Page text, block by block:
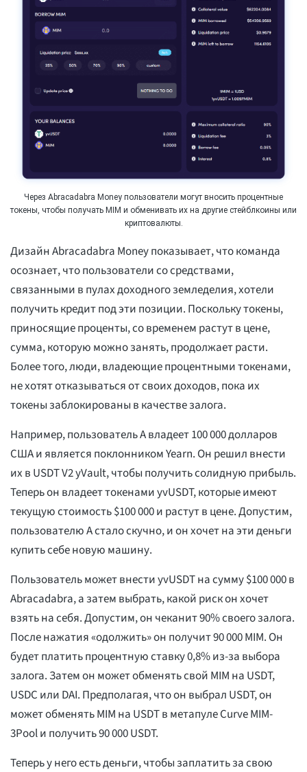
Через Abracadabra Money пользователи могут вносить процентные
токены, чтобы получать MIM и обменивать их на другие стейблкоины или
криптовалюты.
Дизайн Abracadabra Money показывает, что команда
осознает, что пользователи со средствами,
связанными в пулах доходного земледелия, хотели
получить кредит под эти позиции. Поскольку токены,
приносящие проценты, со временем растут в цене,
сумма, которую можно занять, продолжает расти.
Более того, люди, владеющие процентными токенами,
не хотят отказываться от своих доходов, пока их
токены заблокированы в качестве залога.
Например, пользователь А владеет 100 000 долларов
США и является поклонником Yearn. Он решил внести
их в USDT V2 yVault, чтобы получить солидную прибыль.
Теперь он владеет токенами yvUSDT, которые имеют
текущую стоимость $100 000 и растут в цене. Допустим,
пользователю А стало скучно, и он хочет на эти деньги
купить себе новую машину.
Пользователь может внести yvUSDT на сумму $100 000 в
Abracadabra, а затем выбрать, какой риск он хочет
взять на себя. Допустим, он чеканит 90% своего залога.
После нажатия «одолжить» он получит 90 000 MIM. Он
будет платить процентную ставку 0,8% из-за выбора
залога. Затем он может обменять свой MIM на USDT,
USDC или DAI. Предполагая, что он выбрал USDT, он
может обменять MIM на USDT в метапуле Curve MIM-
3Pool и получить 90 000 USDT.
Теперь у него есть деньги, чтобы заплатить за свою